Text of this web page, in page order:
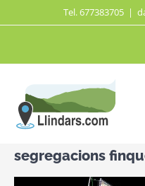
al
Tel. 677383705 |
segregacions